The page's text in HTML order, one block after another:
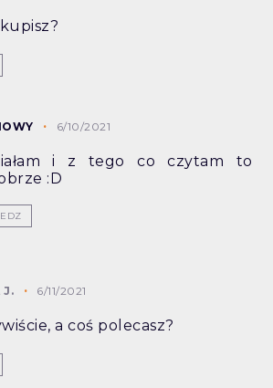
6/10/2021
i z tego co czytam to
:D
J. 6/11/2021
a coś polecasz?